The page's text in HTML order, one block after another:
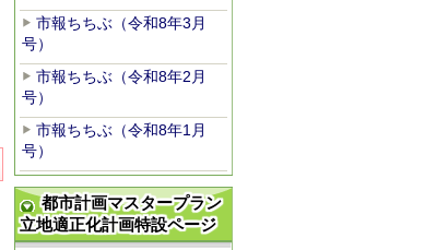
市報ちちぶ（令和8年3月
号）
市報ちちぶ（令和8年2月
号）
市報ちちぶ（令和8年1月
号）
都市計画マスタープラン
立地適正化計画特設ページ